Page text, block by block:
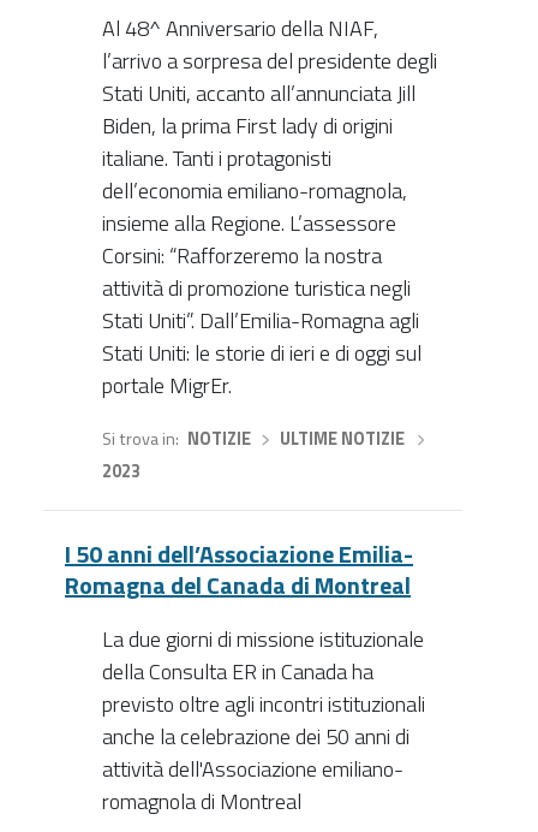
Al 48^ Anniversario della NIAF,
l’arrivo a sorpresa del presidente degli
Stati Uniti, accanto all’annunciata Jill
Biden, la prima First lady di origini
italiane. Tanti i protagonisti
dell’economia emiliano-romagnola,
insieme alla Regione. L’assessore
Corsini: “Rafforzeremo la nostra
attività di promozione turistica negli
Stati Uniti”. Dall’Emilia-Romagna agli
Stati Uniti: le storie di ieri e di oggi sul
portale MigrEr.
Si trova in NOTIZIE› ULTIME NOTIZIE
2023
I 50 anni dell’Associazione Emilia-
Romagna del Canada di Montreal
La due giorni di missione istituzionale
della Consulta ER in Canada ha
previsto oltre agli incontri istituzionali
anche la celebrazione dei 50 anni di
attività dell'Associazione emiliano-
romagnola di Montreal